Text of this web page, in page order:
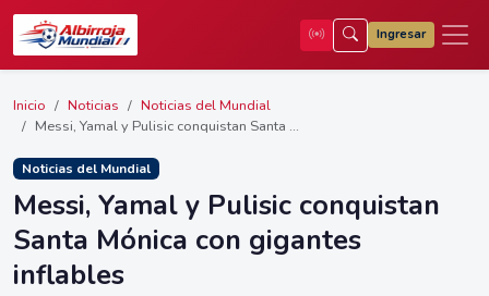
Ingresar
Inicio Noticias
Noticias del Mundial
Messi, Yamal y Pulisic conquistan Santa ...
Noticias del Mundial
Messi, Yamal y Pulisic conquistan
Santa Mónica con gigantes
inflables